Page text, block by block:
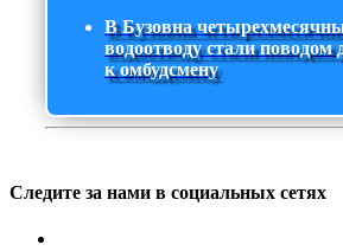
В Бузовна
водоотводу стали
к омбудсмену
Следите за нами в социальных сетях